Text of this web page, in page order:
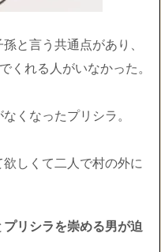
と言う共通点があり、
くれる人がいなかった。
くなったプリシラ。
しくて二人で村の外に
プリシラを崇める男が迫